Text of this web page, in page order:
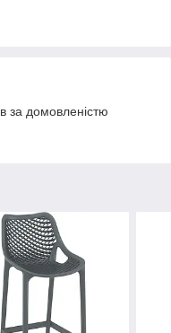
за домовленістю